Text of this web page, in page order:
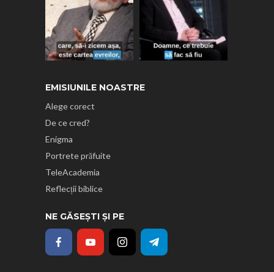
EMISIUNILE NOASTRE
Alege corect
De ce cred?
Enigma
Portrete prăfuite
TeleAcademia
Reflecții biblice
NE GĂSEȘTI ȘI PE